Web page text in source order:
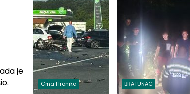
je
Crna Hronika BRATUNAC